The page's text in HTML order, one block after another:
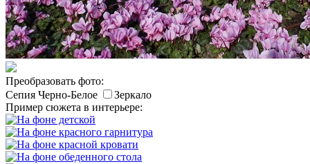
Преобразовать фото:
Сепия Черно-Белое
Зеркало
Пример сюжета в интерьере: